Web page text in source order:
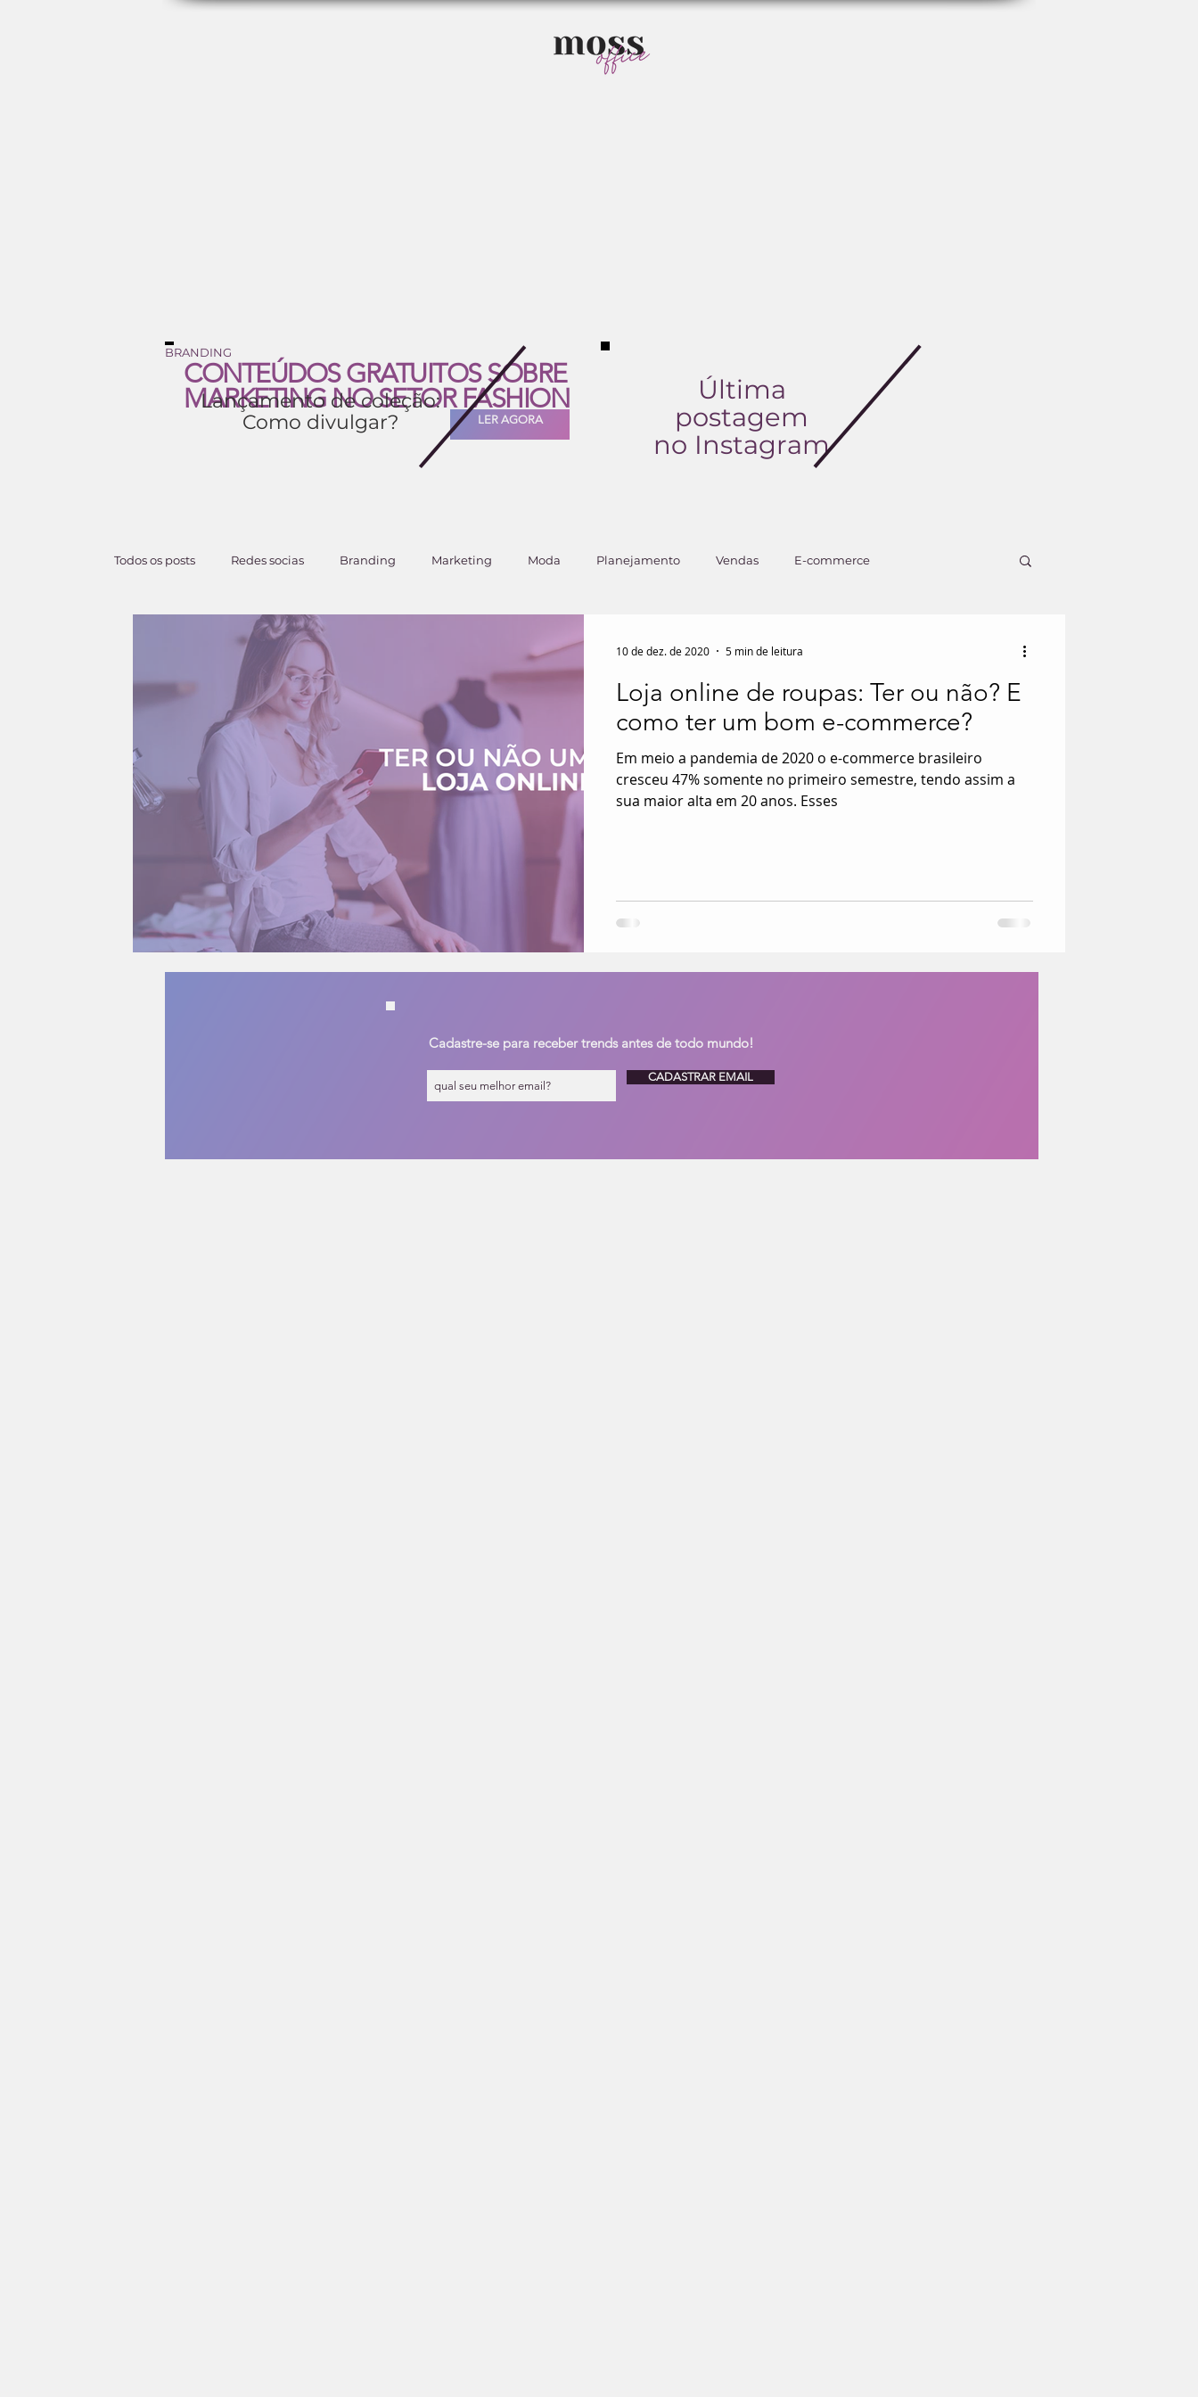
CONTEÚDOS GRATUITOS SOBRE
MARKETING NO SETOR FASHION
BRANDING
Lançamento de coleção:
Como divulgar?
LER AGORA
Última
postagem
no Instagram
Todos os posts Redes socias Branding Marketing Moda Planejamento Vendas E-commerce
Loja online de roupas: Ter ou não? E
como ter um bom e-commerce?
Em meio a pandemia de 2020 o e-commerce brasileiro
cresceu 47% somente no primeiro semestre, tendo assim a
sua maior alta em 20 anos. Esses
10 de dez. de 2020 5 min de leitura
Cadastre-se para receber trends antes de todo mundo!
CADASTRAR EMAIL